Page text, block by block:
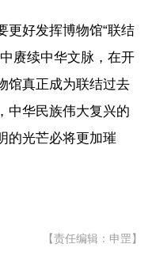
更好发挥博物馆“联结
赓续中华文脉，在开
馆真正成为联结过去
中华民族伟大复兴的
的光芒必将更加璀
【责任编辑：申罡】